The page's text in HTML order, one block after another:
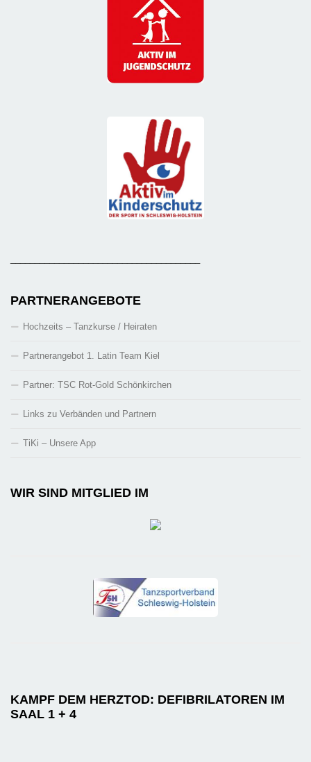
PARTNERANGEBOTE
Hochzeits – Tanzkurse / Heiraten
Partnerangebot 1. Latin Team Kiel
Partner: TSC Rot-Gold Schönkirchen
Links zu Verbänden und Partnern
TiKi – Unsere App
WIR SIND MITGLIED IM
KAMPF DEM HERZTOD: DEFIBRILATOREN IM
SAAL 1 + 4